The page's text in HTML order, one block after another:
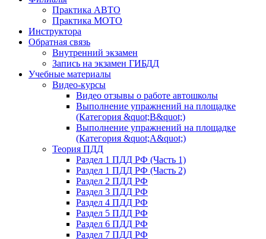
Практика АВТО
Практика МОТО
Инструктора
Обратная связь
Внутренний экзамен
Запись на экзамен ГИБДД
Учебные материалы
Видео-курсы
Видео отзывы о работе автошколы
Выполнение упражнений на площадке
(Категория &quot;В&quot;)
Выполнение упражнений на площадке
(Категория &quot;А&quot;)
Теория ПДД
Раздел 1 ПДД РФ (Часть 1)
Раздел 1 ПДД РФ (Часть 2)
Раздел 2 ПДД РФ
Раздел 3 ПДД РФ
Раздел 4 ПДД РФ
Раздел 5 ПДД РФ
Раздел 6 ПДД РФ
Раздел 7 ПДД РФ